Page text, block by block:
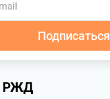
Подписаться
РЖД